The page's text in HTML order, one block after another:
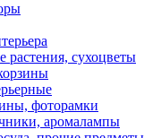
растения, сухоцветы
фоторамки
аромалампы